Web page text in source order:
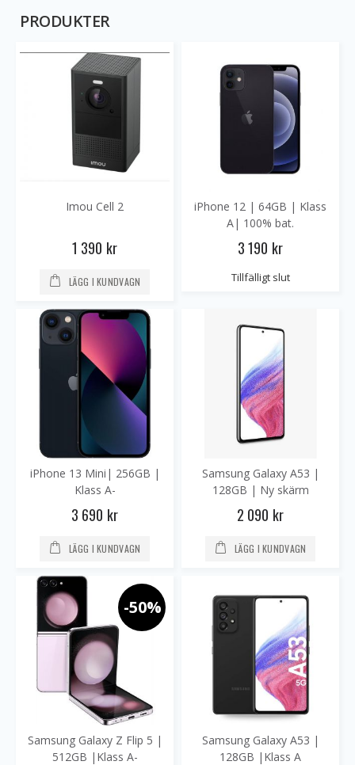
PRODUKTER
Imou Cell 2
1 390 kr
LÄGG I KUNDVAGN
iPhone 12 | 64GB | Klass
A| 100% bat.
3 190 kr
Tillfälligt slut
iPhone 13 Mini| 256GB |
Klass A-
3 690 kr
LÄGG I KUNDVAGN
Samsung Galaxy A53 |
128GB | Ny skärm
2 090 kr
LÄGG I KUNDVAGN
-50%
Samsung Galaxy Z Flip 5 |
512GB |Klass A-
Samsung Galaxy A53 |
128GB |Klass A